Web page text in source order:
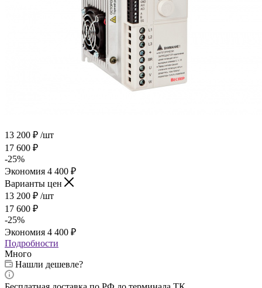
13 200 ₽ /шт
17 600 ₽
-25%
Экономия 4 400 ₽
Варианты цен
13 200 ₽ /шт
17 600 ₽
-25%
Экономия 4 400 ₽
Подробности
Много
Нашли дешевле?